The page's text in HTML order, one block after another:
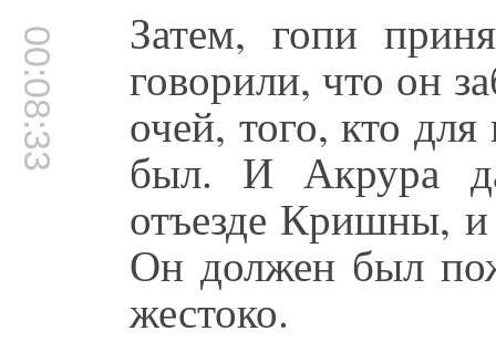
00:08:33 Затем, гопи
говорили, что он
очей, того, кто
был. И Акрура
отъезде Кришны, и
Он должен был
жестоко.